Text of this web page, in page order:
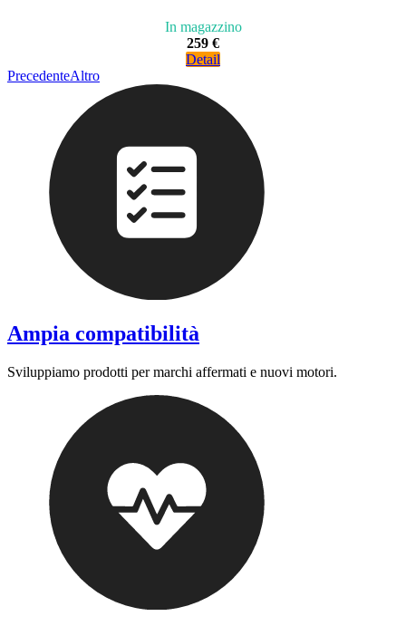
In magazzino
259 €
Detail
PrecedenteAltro
Ampia compatibilità
Sviluppiamo prodotti per marchi affermati e nuovi motori.